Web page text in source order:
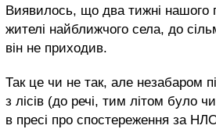
Виявилось, що два тижні нашого
жителі найближчого села, до
він не приходив.
Так це чи не так, але незабаром
з лісів (до речі, тим літом було
в пресі про спостереження за